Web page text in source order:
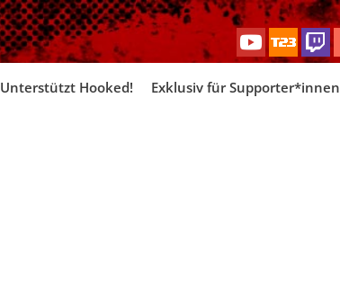
Skip
Unterstützt Hooked! Exklusiv für Supporter*innen